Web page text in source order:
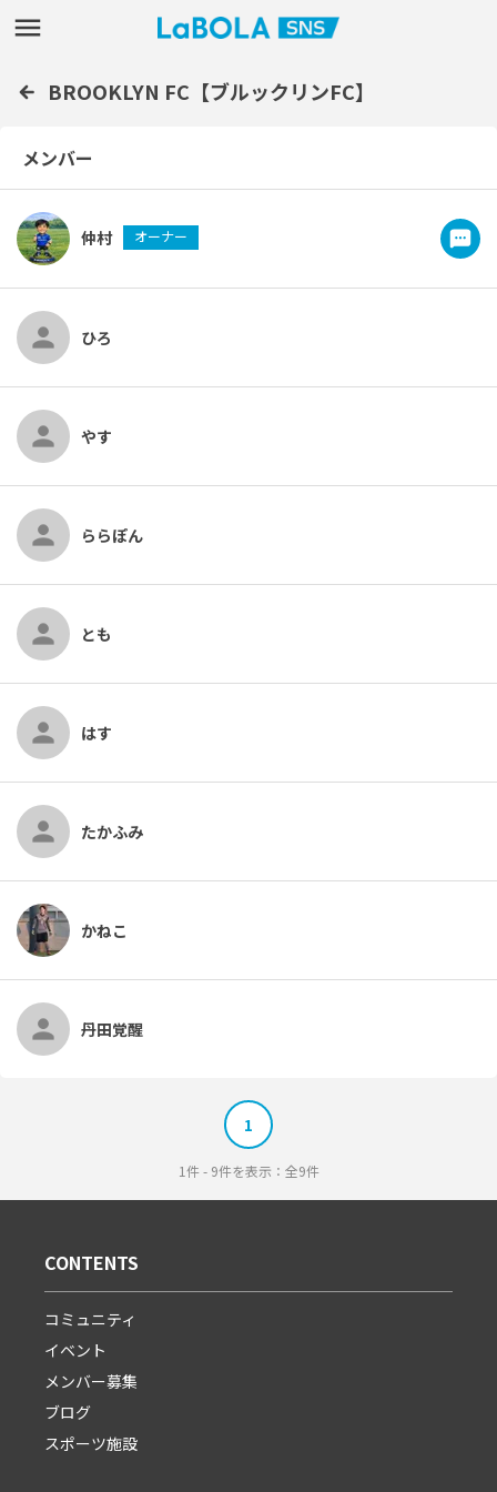
BROOKLYN FC【ブルックリンFC】
メンバー
仲村 オーナー
ひろ
やす
ららぽん
とも
はす
たかふみ
かねこ
丹田覚醒
1
1件 - 9件を表示：全9件
CONTENTS
コミュニティ
イベント
メンバー募集
ブログ
スポーツ施設